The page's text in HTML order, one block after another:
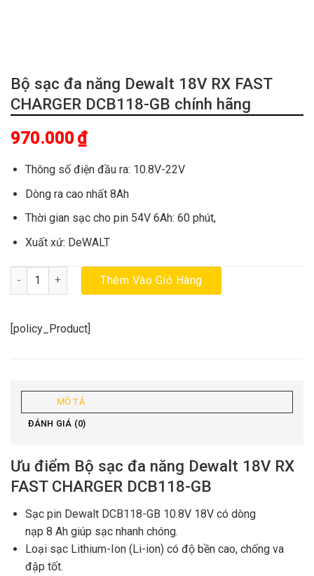
Bộ sạc đa năng Dewalt 18V RX FAST
CHARGER DCB118-GB chính hãng
970.000 ₫
Thông số điện đầu ra: 10.8V-22V
Dòng ra cao nhất 8Ah
Thời gian sạc cho pin 54V 6Ah: 60 phút,
Xuất xứ: DeWALT
Bộ sạc đa năng Dewalt 18V RX FAST CHARGER DCB118-GB
Thêm Vào Giỏ Hàng
[policy_Product]
MÔ TẢ
ĐÁNH GIÁ (0)
Ưu điểm Bộ sạc đa năng Dewalt 18V RX
FAST CHARGER DCB118-GB
Sạc pin Dewalt DCB118-GB 10.8V 18V có dòng
nạp 8 Ah giúp sạc nhanh chóng.
Loại sạc Lithium-Ion (Li-ion) có độ bền cao, chống va
đập tốt.